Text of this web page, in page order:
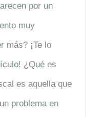
por un
muy
más? ¡Te lo
¿Qué es
es aquella que
problema en